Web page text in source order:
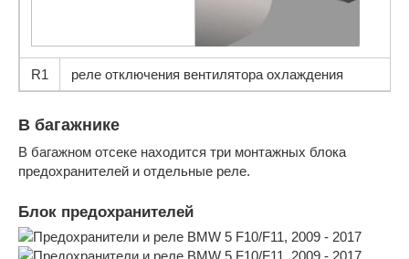
R1 реле отключения вентилятора охлаждения
В багажнике
В багажном отсеке находится три монтажных блока
предохранителей и отдельные реле.
Блок предохранителей